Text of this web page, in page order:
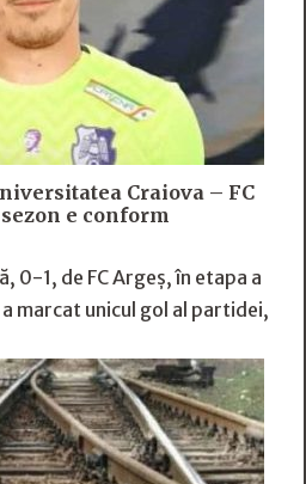
Craiova – FC
e conform
0-1, de FC Argeș, în etapa a
marcat unicul gol al partidei,